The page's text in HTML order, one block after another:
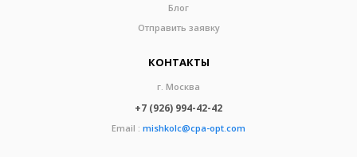
Блог
Отправить заявку
КОНТАКТЫ
г. Москва
+7 (926) 994-42-42
Email : mishkolc@cpa-opt.com